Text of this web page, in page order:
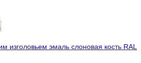
изголовьем эмаль слоновая кость RAL